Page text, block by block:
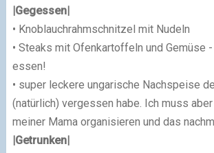
|Gegessen|
• Knoblauchrahmschnitzel mit Nudeln
• Steaks mit Ofenkartoffeln und Gemüse
essen!
• super leckere ungarische Nachspeise
(natürlich) vergessen habe. Ich muss
meiner Mama organisieren und das
|Getrunken|